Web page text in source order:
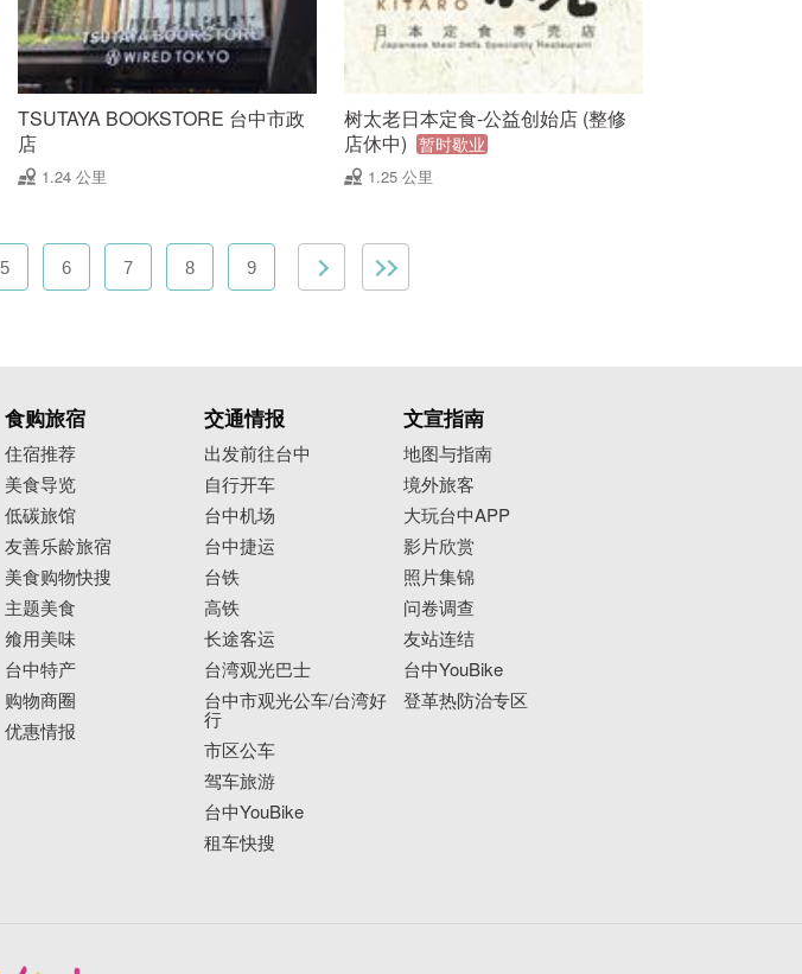
TSUTAYA BOOKSTORE 台中市政
店
1.24 公里
树太老日本定食-公益创始店 (整修
店休中) 暂时歇业
1.25 公里
5 6 7 8 9
食购旅宿
住宿推荐
美食导览
低碳旅馆
友善乐龄旅宿
美食购物快搜
主题美食
飨用美味
台中特产
购物商圈
优惠情报
交通情报
出发前往台中
自行开车
台中机场
台中捷运
台铁
高铁
长途客运
台湾观光巴士
台中市观光公车/台湾好
行
市区公车
驾车旅游
台中YouBike
租车快搜
文宣指南
地图与指南
境外旅客
大玩台中APP
影片欣赏
照片集锦
问卷调查
友站连结
台中YouBike
登革热防治专区